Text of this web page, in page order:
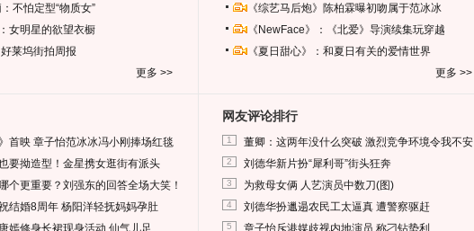
不怕定型“物质女”
女明星的欲望衣橱
好莱坞街拍周报
更多 >>
《综艺马后炮》陈柏霖曝初吻属于范冰冰
《NewFace》：《北爱》导演续集玩穿越
《夏日甜心》：和夏日有关的爱情世界
更多 >>
》首映 章子怡范冰冰冯小刚捧场红毯
要拗造型！金星携女逛街有派头
个更重要？刘强东的回答全场大笑！
结婚8周年 杨阳洋轻抚妈妈孕肚
嫣修身长裙现身活动 仙气儿足
网友评论排行
1 董卿：这两年没什么突破 激烈竞争环境令我不安
2 刘德华新片扮“犀利哥”街头狂奔
3 为救母女俩 人艺演员中数刀(图)
4 刘德华扮邋遢农民工太逼真 遭警察驱赶
5 章子怡斥港媒歧视内地演员 称刁钻势利